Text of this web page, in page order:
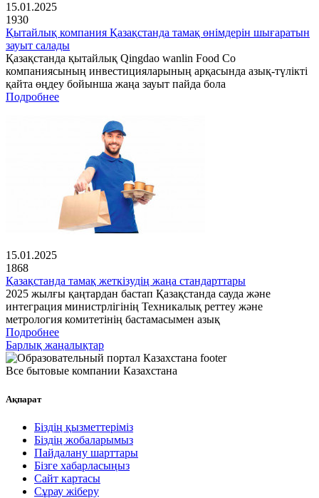
15.01.2025
1930
Қытайлық компания Қазақстанда тамақ өнімдерін шығаратын
зауыт салады
Қазақстанда қытайлық Qingdao wanlin Food Co
компаниясының инвестицияларының арқасында азық-түлікті
қайта өңдеу бойынша жаңа зауыт пайда бола
Подробнее
15.01.2025
1868
Қазақстанда тамақ жеткізудің жаңа стандарттары
2025 жылғы қаңтардан бастап Қазақстанда сауда және
интеграция министрлігінің Техникалық реттеу және
метрология комитетінің бастамасымен азық
Подробнее
Барлық жаңалықтар
Все бытовые компании Казахстана
Ақпарат
Біздің қызметтеріміз
Біздің жобаларымыз
Пайдалану шарттары
Бізге хабарласыңыз
Сайт картасы
Сұрау жіберу